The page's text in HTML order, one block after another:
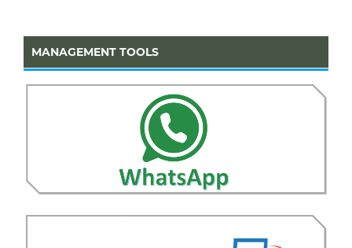
MANAGEMENT TOOLS